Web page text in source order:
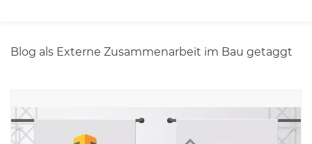
Blog als Externe Zusammenarbeit im Bau getaggt